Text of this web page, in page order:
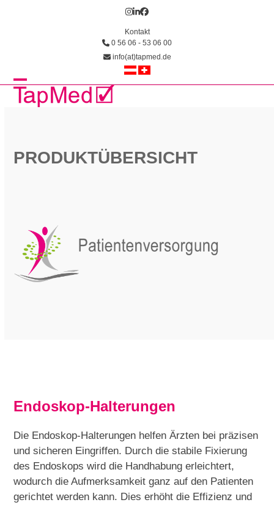
Instagram
LinkedIn
Facebook
Kontakt
0 56 06 - 53 06 00
info(at)tapmed.de
Open
Close
PRODUKTÜBERSICHT
Endoskop-Halterungen
Die Endoskop-Halterungen helfen Ärzten bei präzisen
und sicheren Eingriffen. Durch die stabile Fixierung
des Endoskops wird die Handhabung erleichtert,
wodurch die Aufmerksamkeit ganz auf den Patienten
gerichtet werden kann. Dies erhöht die Effizienz und